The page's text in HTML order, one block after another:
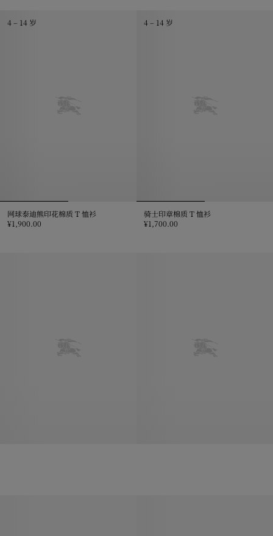
4 – 14 岁
网球泰迪熊印花棉质 T 恤衫
¥1,900.00
4 – 14 岁
骑士印章棉质 T 恤衫
¥1,700.00